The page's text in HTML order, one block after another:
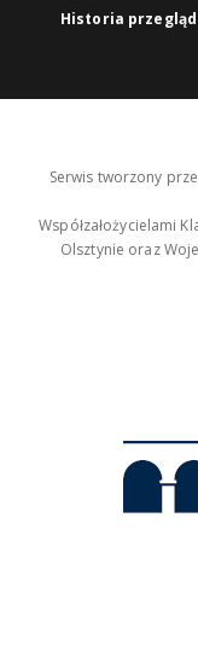
Historia
Serwis tworzony
Współzałożycielami
Olsztynie oraz